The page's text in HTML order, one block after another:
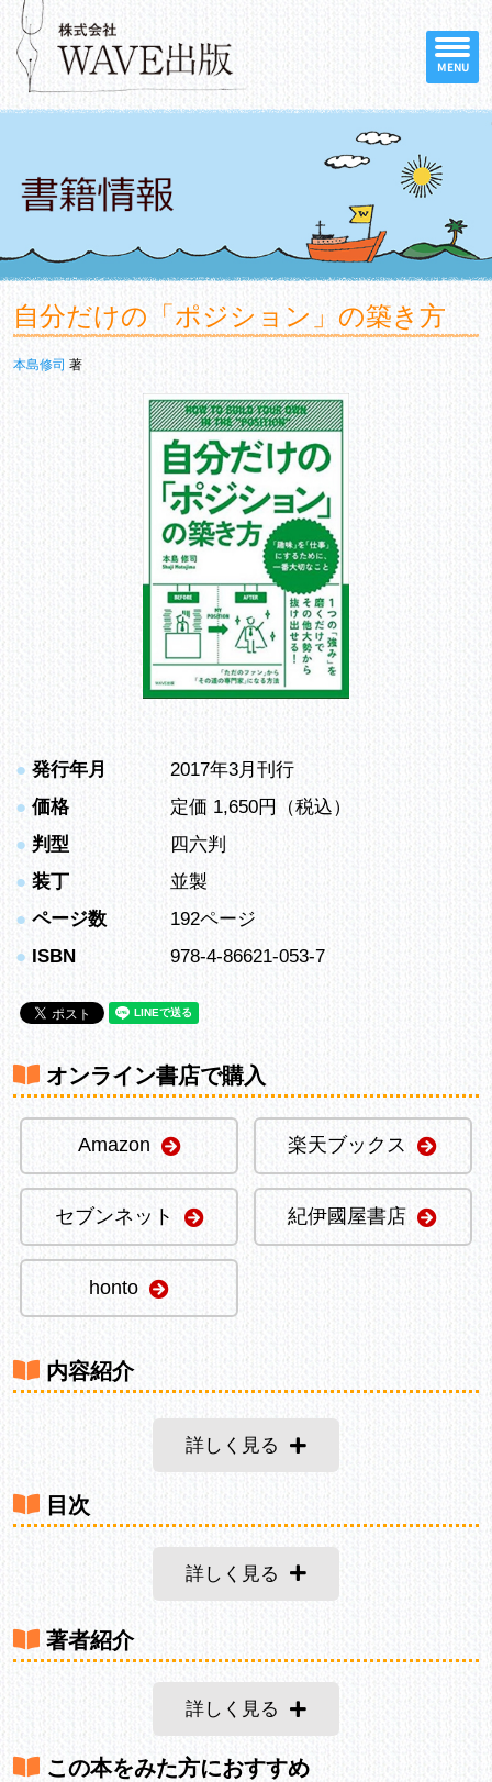
MENU
自分だけの「ポジション」の築き方
本島修司 著
● 発行年月
2017年3月刊行
● 価格
定価 1,650円（税込）
● 判型
四六判
● 装丁
並製
● ページ数
192ページ
● ISBN 978-4-86621-053-7
オンライン書店で購入
Amazon 楽天ブックス
セブンネット 紀伊國屋書店
honto
内容紹介
詳しく見る
目次
詳しく見る
著者紹介
詳しく見る
この本をみた方におすすめ